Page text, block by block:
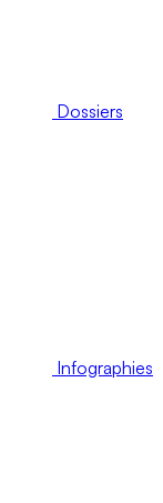
Dossiers
Infographies